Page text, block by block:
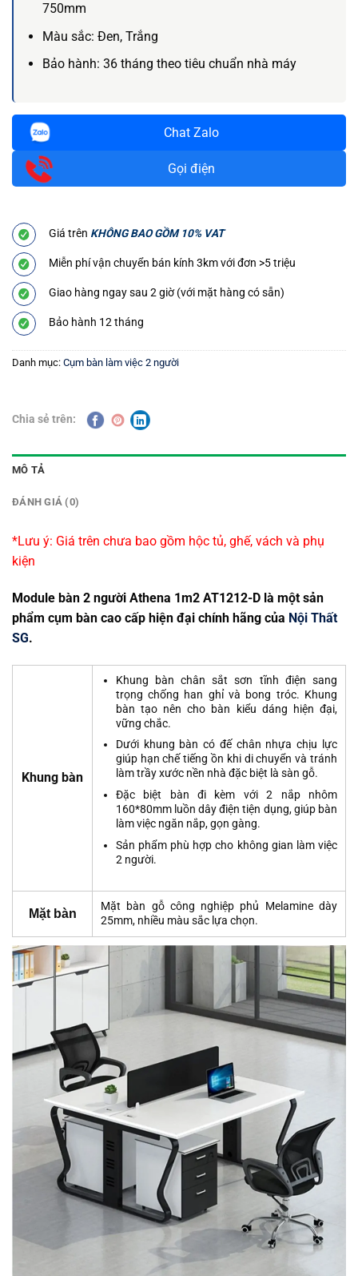
750mm
Màu sắc: Đen, Trắng
Bảo hành: 36tháng theo tiêu chuẩn nhà máy
Chat Zalo
Gọi điện
Giá trên KHÔNG BAO GỒM 10% VAT
Miễn phí vận chuyển bán kính 3km với đơn >5 triệu
Giao hàng ngay sau 2 giờ (với mặt hàng có sẵn)
Bảo hành 12 tháng
Danh mục: Cụm bàn làm việc 2 người
Chia sẻ trên:
MÔ TẢ
ĐÁNH GIÁ (0)
*Lưu ý: Giá trên chưa bao gồm hộc tủ, ghế, vách và phụ
kiện
Module bàn 2 người Athena 1m2 AT1212-D là một sản
phẩm cụm bàn cao cấp hiện đại chính hãng của Nội Thất
SG.
Khung bàn
Khung bàn chân sắt sơn tĩnh điện sang
trọng chống han ghỉ và bong tróc. Khung
bàn tạo nên cho bàn kiểu dáng hiện đại,
vững chắc.
Dưới khung bàn có đế chân nhựa chịu lực
giúp hạn chế tiếng ồn khi di chuyển và tránh
làm trầy xước nền nhà đặc biệt là sàn gỗ.
Đặc biệt bàn đi kèm với 2 nắp nhôm
160*80mm luồn dây điện tiện dụng, giúp bàn
làm việc ngăn nắp, gọn gàng.
Sản phẩm phù hợp cho không gian làm việc
2 người.
Mặt bàn
Mặt bàn gỗ công nghiệp phủ Melamine dày
25mm, nhiều màu sắc lựa chọn.